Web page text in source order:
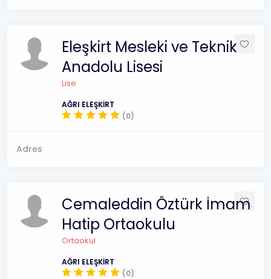
Eleşkirt Mesleki ve Teknik
Anadolu Lisesi
Lise
AĞRI ELEŞKİRT
(0)
Adres
Cemaleddin Öztürk İmam
Hatip Ortaokulu
Ortaokul
AĞRI ELEŞKİRT
(0)